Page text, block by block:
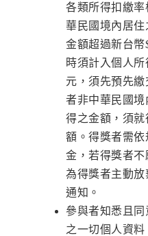
各類所得扣繳
華民國境內居
金額超過新台幣
時須計入個人
元，須先預先
者非中華民國
得之金額，須就
額。得獎者需
金，若得獎者
為得獎者主動
通知。
參與者知悉且
之一切個人資